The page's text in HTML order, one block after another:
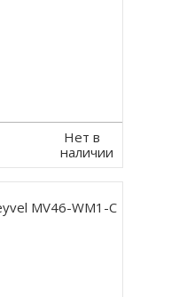
Нет в
наличии